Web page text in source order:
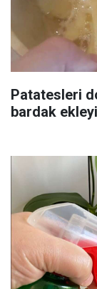
Patatesleri
bardak